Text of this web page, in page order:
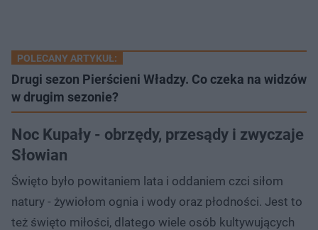
POLECANY ARTYKUŁ:
Drugi sezon Pierścieni Władzy. Co czeka na widzów
w drugim sezonie?
Noc Kupały - obrzędy, przesądy i zwyczaje
Słowian
Święto było powitaniem lata i oddaniem czci siłom
natury - żywiołom ognia i wody oraz płodności. Jest to
też święto miłości, dlatego wiele osób kultywujących